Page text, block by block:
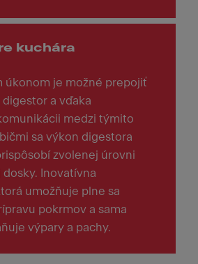
kuchára
úkonom je možné prepojiť
a vďaka
medzi týmito
sa výkon digestora
zvolenej úrovni
Inovatívna
umožňuje plne sa
pokrmov a sama
výpary a pachy.